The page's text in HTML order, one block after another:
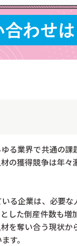
る業界で共通の課
の獲得競争は年々
る企業は、必要
した倒産件数も増
を奪い合う現状か
す。